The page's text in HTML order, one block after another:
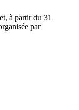
à partir du 31
par